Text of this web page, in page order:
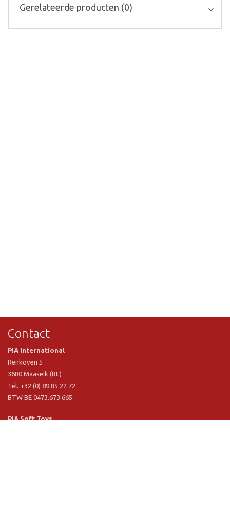
Gerelateerde producten (0)
Contact
PIA International
Renkoven 5
3680 Maaseik (BE)
Tel. +32 (0) 89 85 22 72
BTW BE 0473.673.665
PIA Soft Toys